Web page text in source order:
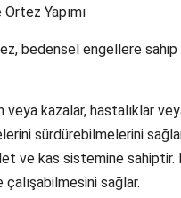
Yapımı
bedensel engellere
kazalar, hastalıklar
sürdürebilmelerini
ve kas sistemine
çalışabilmesini sağlar.